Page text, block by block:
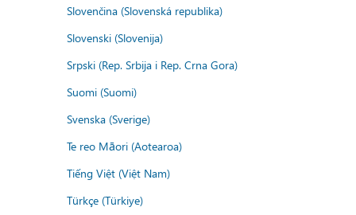
Slovenčina (Slovenská republika)
Slovenski (Slovenija)
Srpski (Rep. Srbija i Rep. Crna Gora)
Suomi (Suomi)
Svenska (Sverige)
Te reo Māori (Aotearoa)
Tiếng Việt (Việt Nam)
Türkçe (Türkiye)